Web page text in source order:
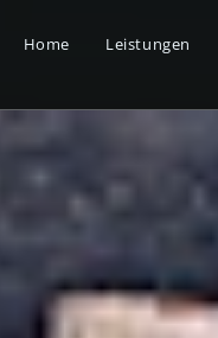
Home Leistungen